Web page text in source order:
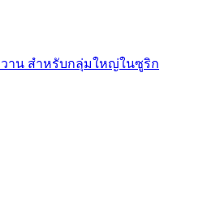
าน สำหรับกลุ่มใหญ่ในซูริก